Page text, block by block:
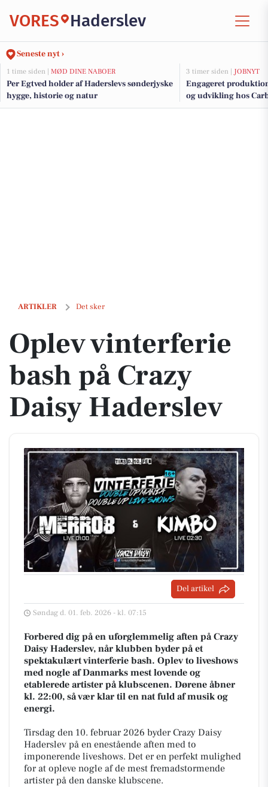
VORES Haderslev
Seneste nyt ›
1 time siden | MØD DINE NABOER
Per Egtved holder af Haderslevs sønderjyske
hygge, historie og natur
3 timer siden | JOBNYT
Engageret
og udvikling hos
ARTIKLER Det sker
Oplev vinterferie bash på Crazy Daisy Haderslev
Oplev vinterferie
bash på Crazy
Daisy Haderslev
Del artikel
Søndag d. 01. feb. 2026 - kl. 07:15
Forbered dig på en uforglemmelig aften på Crazy
Daisy Haderslev, når klubben byder på et
spektakulært vinterferie bash. Oplev to liveshows
med nogle af Danmarks mest lovende og
etablerede artister på klubscenen. Dørene åbner
kl. 22:00, så vær klar til en nat fuld af musik og
energi.
Tirsdag den 10. februar 2026 byder Crazy Daisy
Haderslev på en enestående aften med to
imponerende liveshows. Det er en perfekt mulighed
for at opleve nogle af de mest fremadstormende
artister på den danske klubscene.